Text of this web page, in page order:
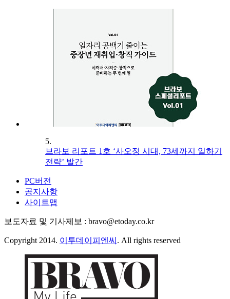
5.
브라보 리포트 1호 ‘사오정 시대, 73세까지 일하기
전략’ 발간
PC버전
공지사항
사이트맵
보도자료 및 기사제보 : bravo@etoday.co.kr
Copyright 2014. 이투데이피엔씨 . All rights reserved